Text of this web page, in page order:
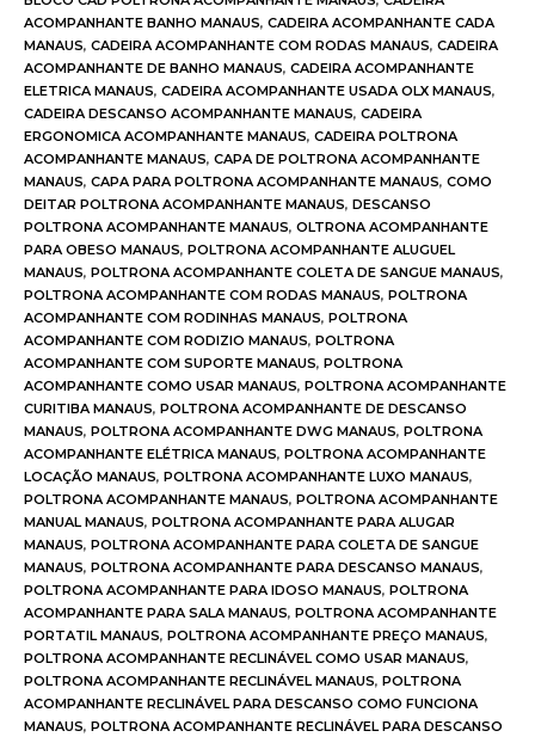
ACOMPANHANTE BANHO MANAUS, CADEIRA ACOMPANHANTE CADA
MANAUS, CADEIRA ACOMPANHANTE COM RODAS MANAUS, CADEIRA
ACOMPANHANTE DE BANHO MANAUS, CADEIRA ACOMPANHANTE
ELETRICA MANAUS, CADEIRA ACOMPANHANTE USADA OLX MANAUS,
CADEIRA DESCANSO ACOMPANHANTE MANAUS, CADEIRA
ERGONOMICA ACOMPANHANTE MANAUS, CADEIRA POLTRONA
ACOMPANHANTE MANAUS, CAPA DE POLTRONA ACOMPANHANTE
MANAUS, CAPA PARA POLTRONA ACOMPANHANTE MANAUS, COMO
DEITAR POLTRONA ACOMPANHANTE MANAUS, DESCANSO
POLTRONA ACOMPANHANTE MANAUS, OLTRONA ACOMPANHANTE
PARA OBESO MANAUS, POLTRONA ACOMPANHANTE ALUGUEL
MANAUS, POLTRONA ACOMPANHANTE COLETA DE SANGUE MANAUS,
POLTRONA ACOMPANHANTE COM RODAS MANAUS, POLTRONA
ACOMPANHANTE COM RODINHAS MANAUS, POLTRONA
ACOMPANHANTE COM RODIZIO MANAUS, POLTRONA
ACOMPANHANTE COM SUPORTE MANAUS, POLTRONA
ACOMPANHANTE COMO USAR MANAUS, POLTRONA ACOMPANHANTE
CURITIBA MANAUS, POLTRONA ACOMPANHANTE DE DESCANSO
MANAUS, POLTRONA ACOMPANHANTE DWG MANAUS, POLTRONA
ACOMPANHANTE ELÉTRICA MANAUS, POLTRONA ACOMPANHANTE
LOCAÇÃO MANAUS, POLTRONA ACOMPANHANTE LUXO MANAUS,
POLTRONA ACOMPANHANTE MANAUS, POLTRONA ACOMPANHANTE
MANUAL MANAUS, POLTRONA ACOMPANHANTE PARA ALUGAR
MANAUS, POLTRONA ACOMPANHANTE PARA COLETA DE SANGUE
MANAUS, POLTRONA ACOMPANHANTE PARA DESCANSO MANAUS,
POLTRONA ACOMPANHANTE PARA IDOSO MANAUS, POLTRONA
ACOMPANHANTE PARA SALA MANAUS, POLTRONA ACOMPANHANTE
PORTATIL MANAUS, POLTRONA ACOMPANHANTE PREÇO MANAUS,
POLTRONA ACOMPANHANTE RECLINÁVEL COMO USAR MANAUS,
POLTRONA ACOMPANHANTE RECLINÁVEL MANAUS, POLTRONA
ACOMPANHANTE RECLINÁVEL PARA DESCANSO COMO FUNCIONA
MANAUS, POLTRONA ACOMPANHANTE RECLINÁVEL PARA DESCANSO